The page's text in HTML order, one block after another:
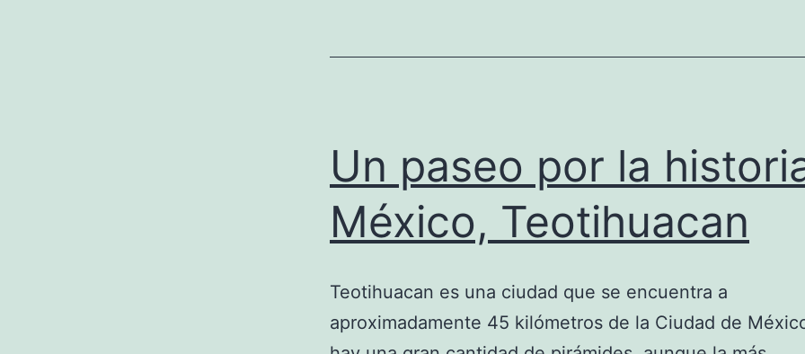
Un paseo por la
México, Teotihuacan
Teotihuacan es una ciudad que se encuentra a
aproximadamente 45 kilómetros de la Ciudad de